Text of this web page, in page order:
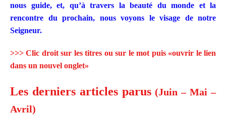
nous guide, et, qu’à travers la beauté du monde et la
rencontre du prochain, nous voyons le visage de notre
Seigneur.
>>> Clic droit sur les titres ou sur le mot puis «ouvrir le lien
dans un nouvel onglet»
Les derniers articles parus (Juin – Mai –
Avril)